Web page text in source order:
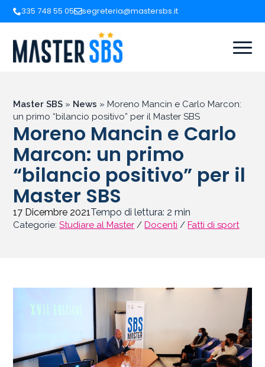
335 748 55 05 segreteria@mastersbs.it
Master SBS » News » Moreno Mancin e Carlo Marcon:
un primo “bilancio positivo” per il Master SBS
Moreno Mancin e Carlo
Marcon: un primo
“bilancio positivo” per il
Master SBS
17 Dicembre 2021Tempo di lettura: 2 min
Categorie:Studiare al Master /Docenti /Fatti di sport